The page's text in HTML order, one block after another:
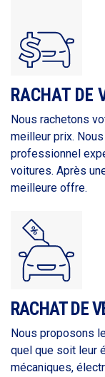
RACHAT DE
Nous rachetons
meilleur prix.
professionnel
voitures. Après
meilleure offre.
RACHAT DE
Nous proposons
quel que soit leur
mécaniques,